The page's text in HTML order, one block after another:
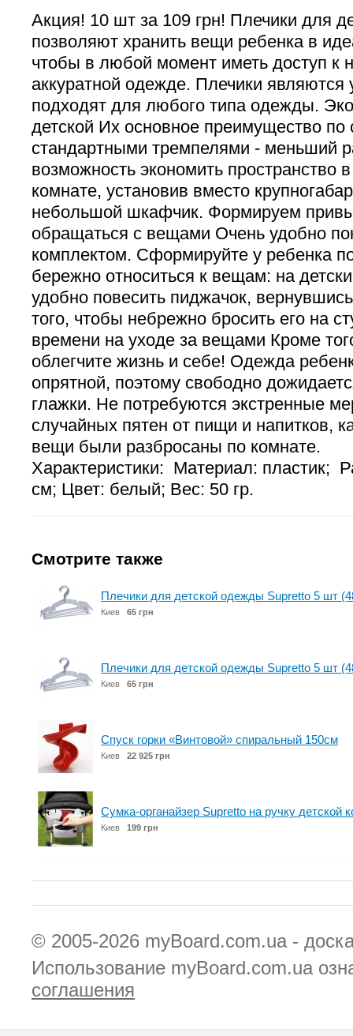
Акция! 10 шт за 109 грн! Плечики для
позволяют хранить вещи ребенка в
чтобы в любой момент иметь доступ к
аккуратной одежде. Плечики
подходят для любого типа одежды.
детской Их основное преимущество по
стандартными тремпелями - меньший
возможность экономить пространство
комнате, установив вместо
небольшой шкафчик. Формируем
обращаться с вещами Очень удобно
комплектом. Сформируйте у ребенка
бережно относиться к вещам: на
удобно повесить пиджачок,
того, чтобы небрежно бросить его на
времени на уходе за вещами Кроме
облегчите жизнь и себе! Одежда
опрятной, поэтому свободно
глажки. Не потребуются экстренные
случайных пятен от пищи и напитков,
вещи были разбросаны по комнате.
Характеристики: Материал: пластик;
см; Цвет: белый; Вес: 50 гр.
Смотрите также
Плечики для детской одежды Supretto 5 шт
Киев 65 грн
Плечики для детской одежды Supretto 5 шт
Киев 65 грн
Спуск горки «Винтовой» спиральный 150см
Киев 22 925 грн
Сумка-органайзер Supretto на ручку детской
Киев 199 грн
© 2005-2026 myBoard.com.ua -
Использование myBoard.com.ua
соглашения